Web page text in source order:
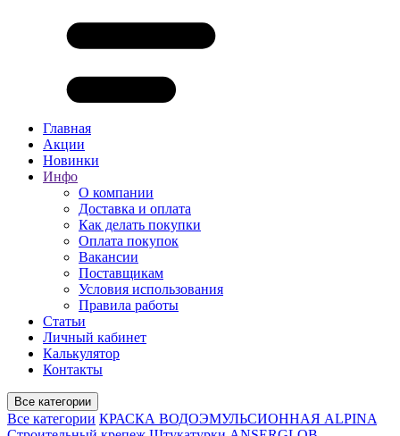
Главная
Акции
Новинки
Инфо
О компании
Доставка и оплата
Как делать покупки
Оплата покупок
Вакансии
Поставщикам
Условия использования
Правила работы
Статьи
Личный кабинет
Калькулятор
Контакты
Все категории
Все категории КРАСКА ВОДОЭМУЛЬСИОННАЯ ALPINA